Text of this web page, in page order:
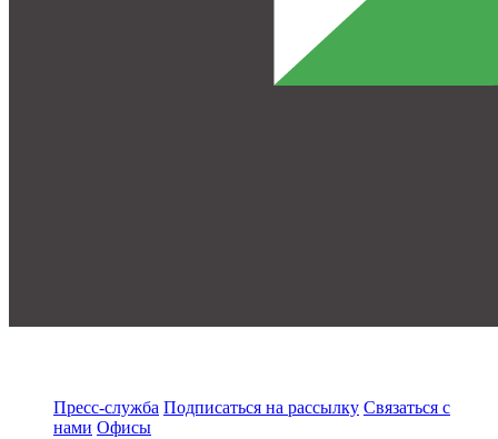
Пресс-служба Подписаться на рассылку Связаться с
нами Офисы